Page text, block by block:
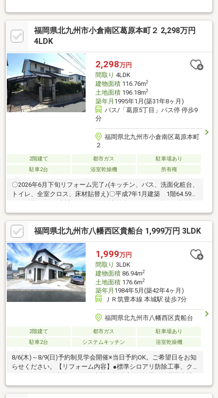
ットバス交換■洗面化粧台交換■トイレ交換■玄関ドア交換■一部建
具交換・新設■天井・壁クロス張替え■フローリング上張り■屋根
塗装■外壁塗装■網戸張替■物置撤去■クリーニング■スイッチ・コ
ンセントプレート交換■火災報知器設置即日内覧可能です(^^♪ご興
福岡県北九州市小倉南区葛原本町２ 2,298万円
4LDK
2,298万円
間取り 4LDK
建物面積116.76m2
土地面積196.18m2
築年月 1995年1月(築31年8ヶ月)
バス/「葛原5丁目」バス停 停歩9
分
福岡県北九州市小倉南区葛原本町
２
2階建て 都市ガス
駐車場あり
駐車2台
浴室乾燥機 所有権
〇2026年6月下旬リフォーム完了♪(キッチン、バス、洗面化粧台、
トイレ、全室クロス、床材貼替え)〇平成7年1月建築 1階64.59
㎡ 2階52.17㎡ 合計116.76㎡〇敷地面積 196.18㎡(約59.3坪)〇
階段下や通路、各居室に収納がありお部屋をスッキリと利用でき
ます！〇1階のリビングは南西向きで日当たり良好です☆
福岡県北九州市八幡西区貴船台 1,999万円 3LDK
1,999万円
間取り 3LDK
建物面積86.94m2
土地面積176.6m2
築年月 1984年5月(築42年4ヶ月)
ＪＲ筑豊本線 本城駅 徒歩7分
福岡県北九州市八幡西区貴船台
2階建て 都市ガス
駐車場あり
駐車2台
システムキッチン 浴室乾燥機
8/6(木)～8/9(日)予約制見学会開催※当日予約OK。ご希望日をお知
らせください。【リフォーム内容】●標準シロアリ防除工事、ク
拡張、外壁塗装、植栽剪定、庭木伐採●水回りシステムキッチン
交換●内装玄関扉交換、室内ドア（一部）交換【おすすめポイン